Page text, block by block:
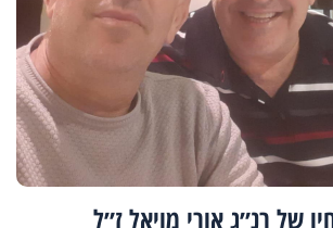
של רנ״ג אורי מויאל ז״ל